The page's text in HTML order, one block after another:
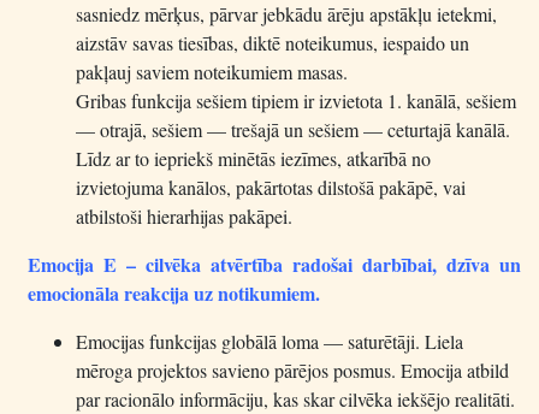
sasniedz mērķus, pārvar jebkādu ārēju apstākļu ietekmi,
aizstāv savas tiesības, diktē noteikumus, iespaido un
pakļauj saviem noteikumiem masas.
Gribas funkcija sešiem tipiem ir izvietota 1. kanālā, sešiem
— otrajā, sešiem — trešajā un sešiem — ceturtajā kanālā.
Līdz ar to iepriekš minētās iezīmes, atkarībā no
izvietojuma kanālos, pakārtotas dilstošā pakāpē, vai
atbilstoši hierarhijas pakāpei.
Emocija E – cilvēka atvērtība radošai darbībai, dzīva un
emocionāla reakcija uz notikumiem.
Emocijas funkcijas globālā loma — saturētāji. Liela
mēroga projektos savieno pārējos posmus. Emocija atbild
par racionālo informāciju, kas skar cilvēka iekšējo realitāti.